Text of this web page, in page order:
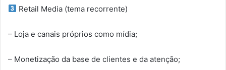
Retail Media (tema recorrente)
– Loja e canais próprios como mídia;
– Monetização da base de clientes e da atenção;